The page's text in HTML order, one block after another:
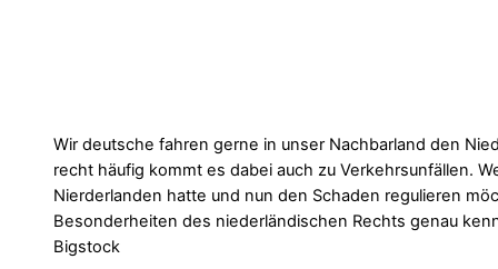
Wir deutsche fahren gerne in unser Nachbarland den
recht häufig kommt es dabei auch zu Verkehrsunfällen.
Nierderlanden hatte und nun den Schaden regulieren
Besonderheiten des niederländischen Rechts genau
Bigstock